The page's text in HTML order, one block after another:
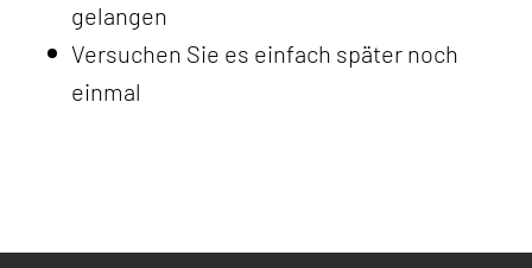
gelangen
Versuchen Sie es einfach später noch
einmal